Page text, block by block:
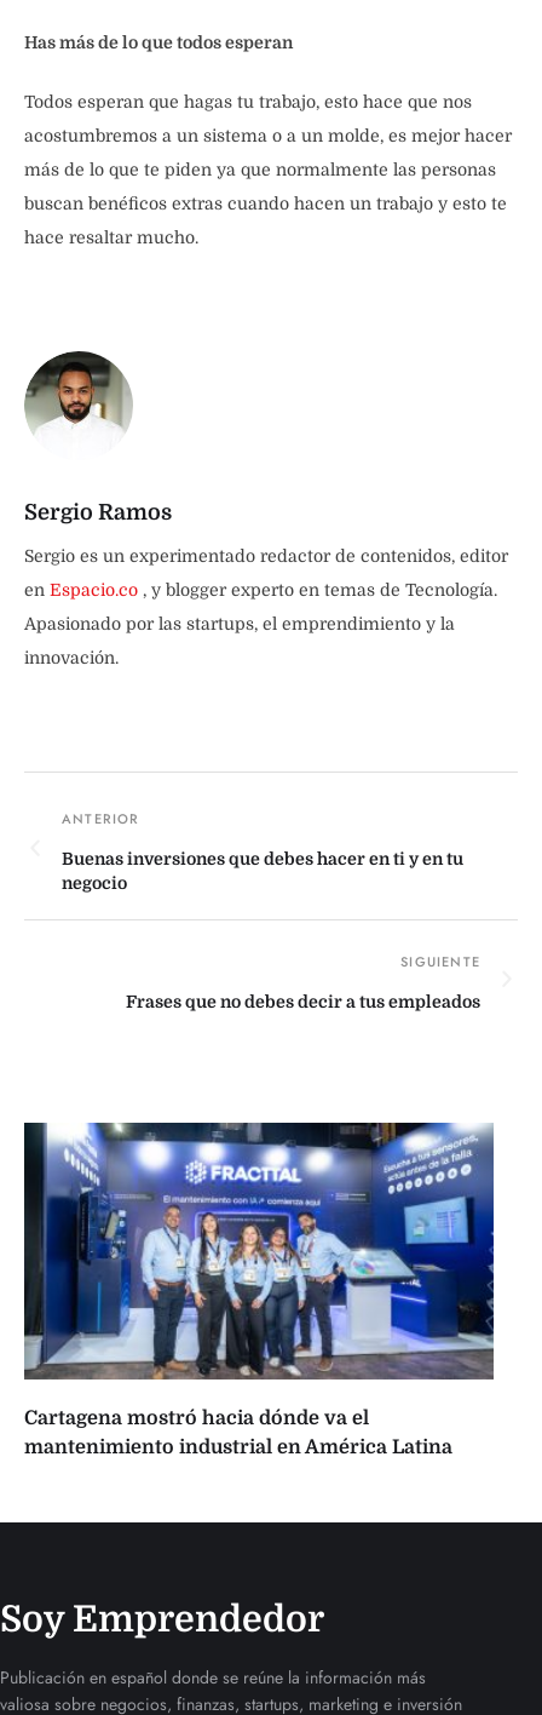
Has más de lo que todos esperan
Todos esperan que hagas tu trabajo, esto hace que nos
acostumbremos a un sistema o a un molde, es mejor hacer
más de lo que te piden ya que normalmente las personas
buscan benéficos extras cuando hacen un trabajo y esto te
hace resaltar mucho.
Sergio Ramos
Sergio es un experimentado redactor de contenidos, editor
en Espacio.co , y blogger experto en temas de Tecnología.
Apasionado por las startups, el emprendimiento y la
innovación.
Buenas inversiones que debes hacer en ti y en tu
negocio
Frases que no debes decir a tus empleados
Cartagena mostró hacia dónde va el
mantenimiento industrial en América Latina
Soy Emprendedor
Publicación en español donde se reúne la información más
valiosa sobre negocios, finanzas, startups, marketing e inversión